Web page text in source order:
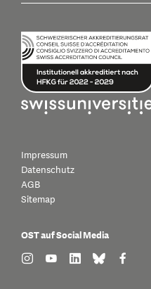
Impressum
Datenschutz
AGB
Sitemap
OST auf Social Media
find us on: instagram
find us on: youtube
find us on:
find usfind